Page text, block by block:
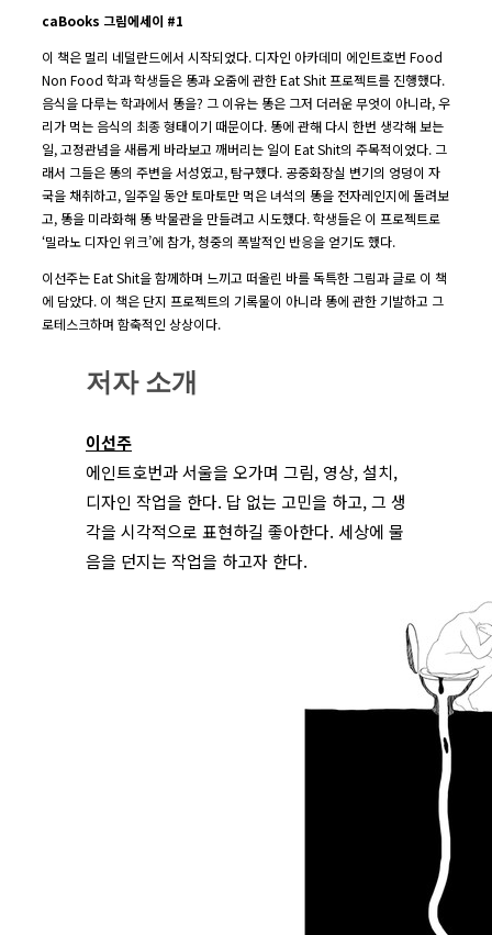
caBooks 그림에세이 #1
이 책은 멀리 네덜란드에서 시작되었다. 디자인 아카데미 에인트호번 Food
Non Food 학과 학생들은 똥과 오줌에 관한 Eat Shit 프로젝트를 진행했다.
음식을 다루는 학과에서 똥을? 그 이유는 똥은 그저 더러운 무엇이 아니라, 우
리가 먹는 음식의 최종 형태이기 때문이다. 똥에 관해 다시 한번 생각해 보는
일, 고정관념을 새롭게 바라보고 깨버리는 일이 Eat Shit의 주목적이었다. 그
래서 그들은 똥의 주변을 서성였고, 탐구했다. 공중화장실 변기의 엉덩이 자
국을 채취하고, 일주일 동안 토마토만 먹은 녀석의 똥을 전자레인지에 돌려보
고, 똥을 미라화해 똥 박물관을 만들려고 시도했다. 학생들은 이 프로젝트로
‘밀라노 디자인 위크’에 참가, 청중의 폭발적인 반응을 얻기도 했다.
이선주는 Eat Shit을 함께하며 느끼고 떠올린 바를 독특한 그림과 글로 이 책
에 담았다. 이 책은 단지 프로젝트의 기록물이 아니라 똥에 관한 기발하고 그
로테스크하며 함축적인 상상이다.
저자 소개
이선주
에인트호번과 서울을 오가며 그림, 영상, 설치,
디자인 작업을 한다. 답 없는 고민을 하고, 그 생
각을 시각적으로 표현하길 좋아한다. 세상에 물
음을 던지는 작업을 하고자 한다.